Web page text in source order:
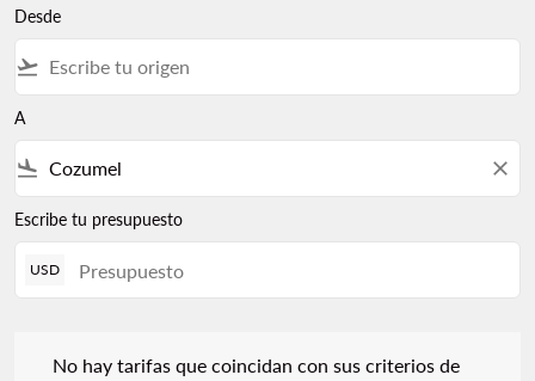
Desde
flight_takeoff
A
flight_land close
Escribe tu presupuesto
USD
No hay tarifas que coincidan con sus criterios de